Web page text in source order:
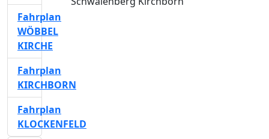
Fahrplan
WÖBBEL
KIRCHE
Fahrplan
KIRCHBORN
Fahrplan
KLOCKENFELD